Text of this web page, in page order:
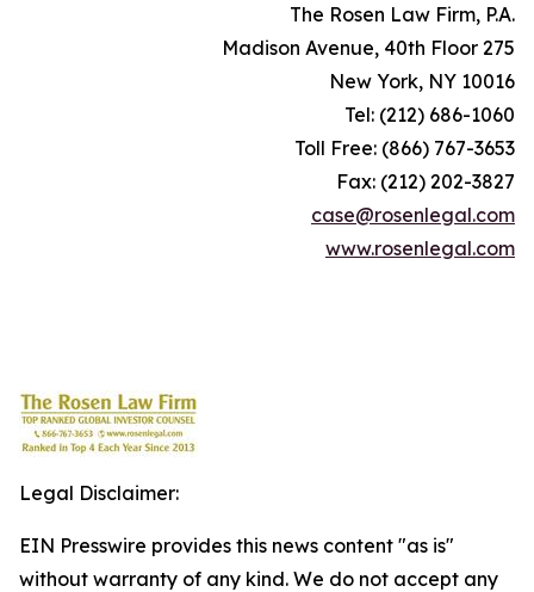
.The Rosen Law Firm, P.A
275 Madison Avenue, 40th Floor
New York, NY 10016
Tel: (212) 686-1060
Toll Free: (866) 767-3653
Fax: (212) 202-3827
case@rosenlegal.com
www.rosenlegal.com
Legal Disclaimer:
EIN Presswire provides this news content "as is"
without warranty of any kind. We do not accept any